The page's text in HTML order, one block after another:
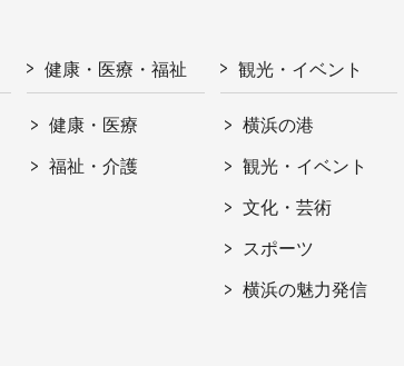
健康・医療・福祉
健康・医療
福祉・介護
観光・イベント
横浜の港
観光・イベント
文化・芸術
スポーツ
横浜の魅力発信